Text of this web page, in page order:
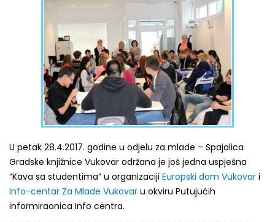
U petak 28.4.2017. godine u odjelu za mlade – Spajalica
Gradske knjižnice Vukovar održana je još jedna uspješna
“Kava sa studentima” u organizaciji Europski dom Vukovar i
Info-centar Za Mlade Vukovar u okviru Putujućih
informiraonica Info centra.